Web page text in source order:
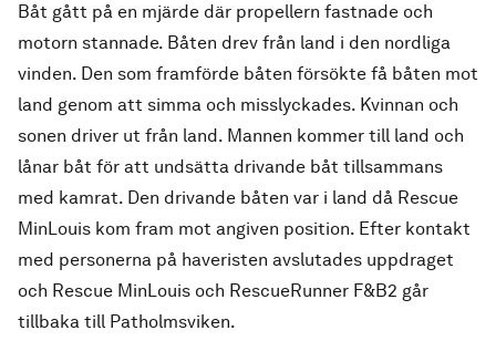
Båt gått på en mjärde där propellern fastnade och
motorn stannade. Båten drev från land i den nordliga
vinden. Den som framförde båten försökte få båten mot
land genom att simma och misslyckades. Kvinnan och
sonen driver ut från land. Mannen kommer till land och
lånar båt för att undsätta drivande båt tillsammans
med kamrat. Den drivande båten var i land då Rescue
MinLouis kom fram mot angiven position. Efter kontakt
med personerna på haveristen avslutades uppdraget
och Rescue MinLouis och RescueRunner F&B2 går
tillbaka till Patholmsviken.